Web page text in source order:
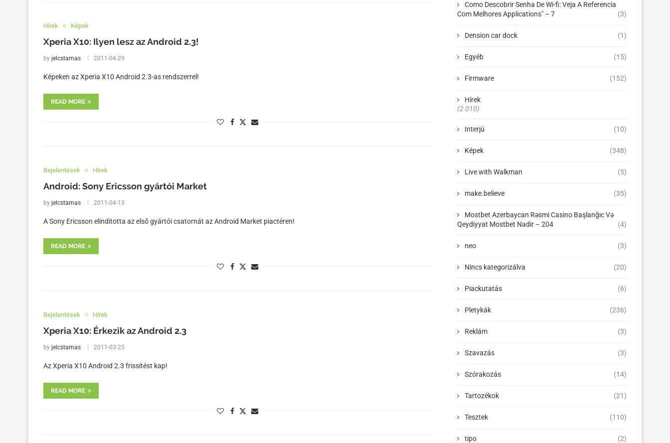
Hírek Képek
Xperia X10: Ilyen lesz az Android 2.3!
by jelcstamas 2011-04-29
Képeken az Xperia X10 Android 2.3-as rendszerrel!
READ MORE
Bejelentések Hírek
Android: Sony Ericsson gyártói Market
by jelcstamas 2011-04-13
A Sony Ericsson elindította az első gyártói csatornát az Android Market piactéren!
READ MORE
Bejelentések Hírek
Xperia X10: Érkezik az Android 2.3
by jelcstamas 2011-03-25
Az Xperia X10 Android 2.3 frissítést kap!
READ MORE
Como Descobrir Senha De Wi-fi: Veja A Referencia
Com Melhores Applications" – 7
(3)
Dension car dock (1)
Egyéb (15)
Firmware (152)
Hírek
(2 010)
Interjú (10)
Képek (348)
Live with Walkman (5)
make.believe (35)
Mostbet Azerbaycan Rəsmi Casino Başlanğıc Və
Qeydiyyat Mostbet Nadir – 204
(4)
neo (3)
Nincs kategorizálva (20)
Piackutatás (6)
Pletykák (236)
Reklám (3)
Szavazás (3)
Szórakozás (14)
Tartozékok (21)
Tesztek (110)
tipo (2)